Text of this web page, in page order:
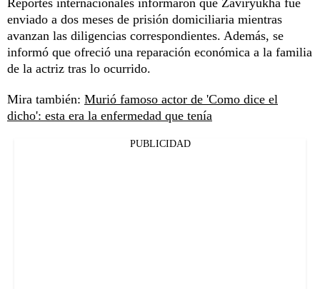
enviado a dos meses de prisión domiciliaria mientras
avanzan las diligencias correspondientes. Además, se
informó que ofreció una reparación económica a la familia
de la actriz tras lo ocurrido.
Mira también: Murió famoso actor de 'Como dice el
dicho': esta era la enfermedad que tenía
PUBLICIDAD